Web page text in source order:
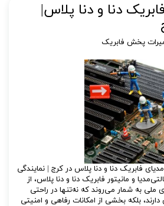
دنا و دنا پلاس|
پخش فابریک
فابریک دنا و دنا پلاس در کرج | نمایندگی
و مانیتور فابریک دنا و دنا پلاس، از
ملی به شمار می‌روند که نه‌تنها در راحتی
بلکه بخشی از امکانات رفاهی و امنیتی